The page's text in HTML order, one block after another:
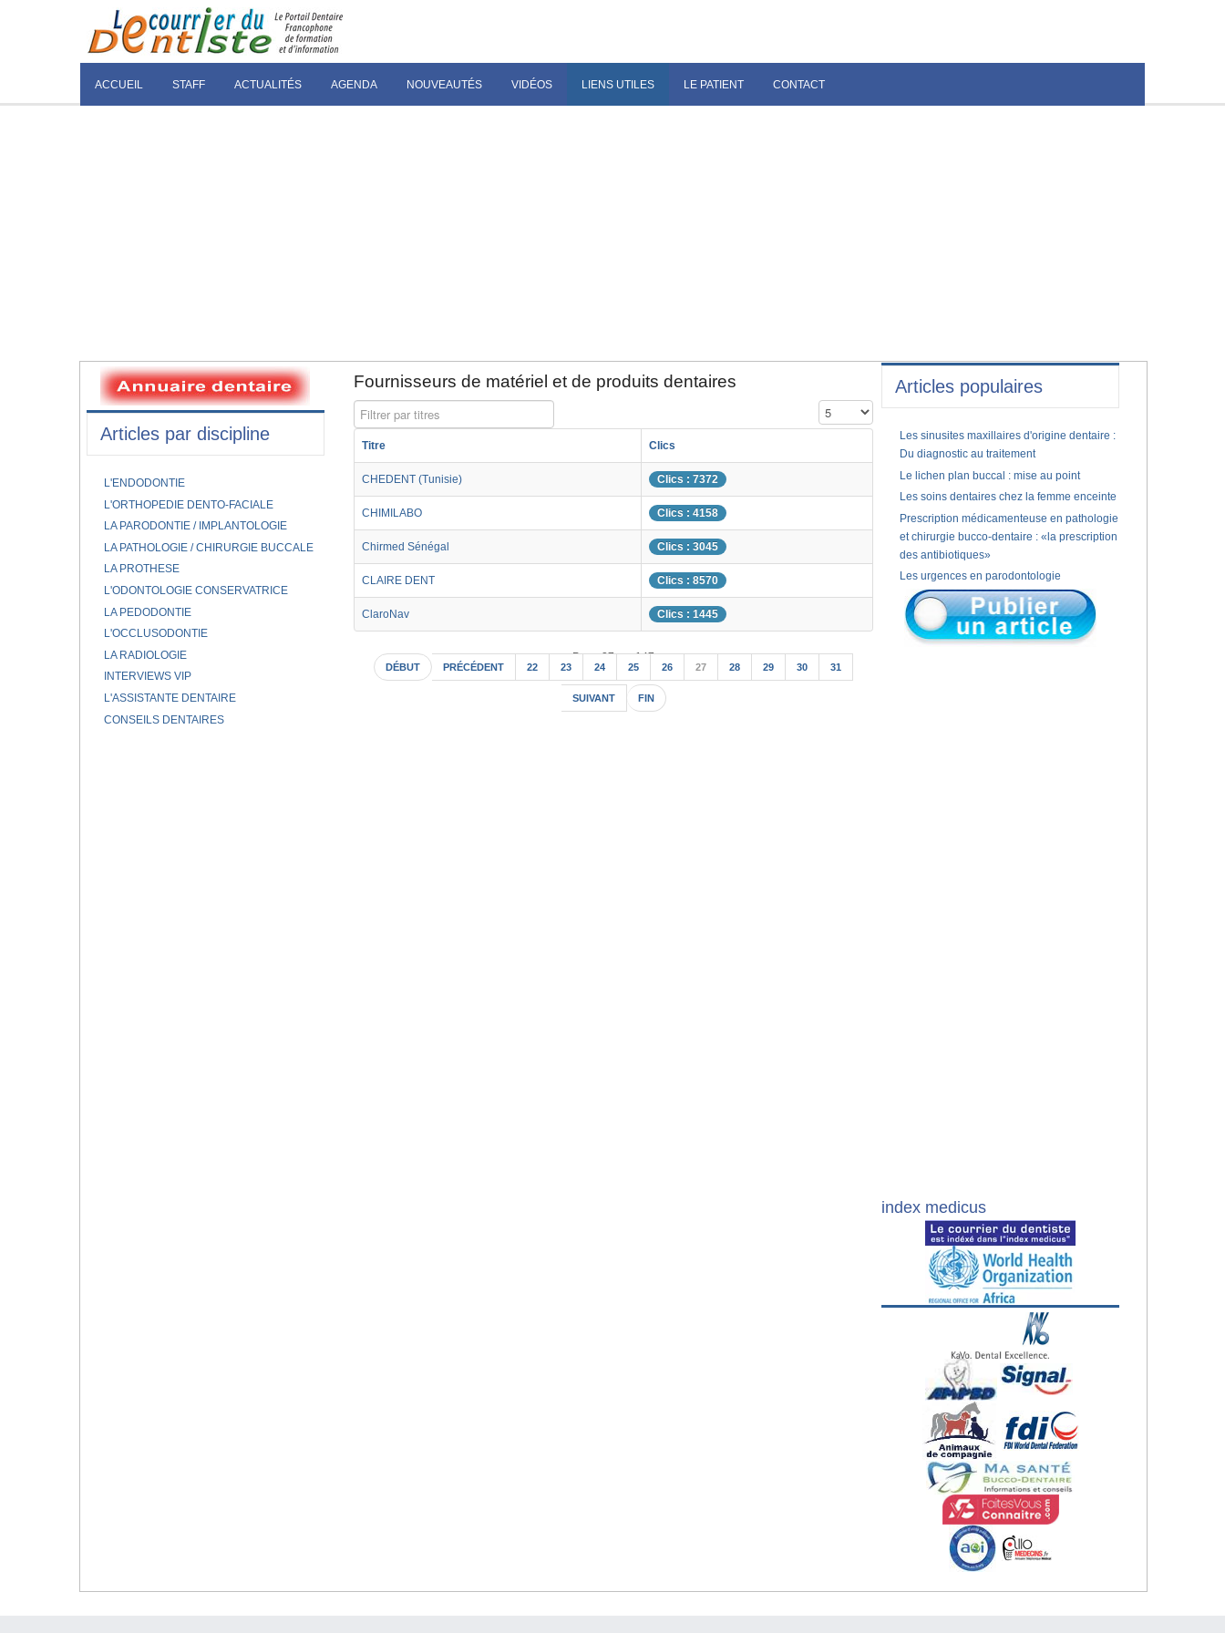
ACCUEIL STAFF ACTUALITÉS AGENDA NOUVEAUTÉS VIDÉOS LIENS UTILES LE PATIENT CONTACT
Fournisseurs de matériel et de produits dentaires
Filtrer par titres Affichage #
Titre Clics
CHEDENT (Tunisie) Clics : 7372
CHIMILABO Clics : 4158
Chirmed Sénégal Clics : 3045
CLAIRE DENT Clics : 8570
ClaroNav Clics : 1445
Page 27 sur 147
DÉBUT PRÉCÉDENT 22 23 24 25 26 27 28 29 30 31
SUIVANT FIN
Articles par discipline
L'ENDODONTIE
L'ORTHOPEDIE DENTO-FACIALE
LA PARODONTIE / IMPLANTOLOGIE
LA PATHOLOGIE / CHIRURGIE BUCCALE
LA PROTHESE
L'ODONTOLOGIE CONSERVATRICE
LA PEDODONTIE
L'OCCLUSODONTIE
LA RADIOLOGIE
INTERVIEWS VIP
L'ASSISTANTE DENTAIRE
CONSEILS DENTAIRES
Articles populaires
Les sinusites maxillaires d'origine dentaire :
Du diagnostic au traitement
Le lichen plan buccal : mise au point
Les soins dentaires chez la femme enceinte
Prescription médicamenteuse en pathologie
et chirurgie bucco-dentaire : «la prescription
des antibiotiques»
Les urgences en parodontologie
index medicus